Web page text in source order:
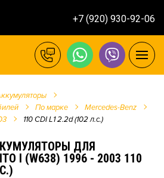
+7 (920) 930-92-06
По марке
Mercedes-Benz
110 CDI L1 2.2d (102 л.с.)
ДЛЯ
I (W638) 1996 - 2003 110